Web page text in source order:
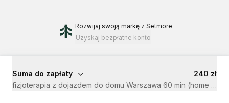
Rozwijaj swoją markę z Setmore
Uzyskaj bezpłatne konto
Suma do zapłaty
240 zł
fizjoterapia z dojazdem do domu Warszawa 60